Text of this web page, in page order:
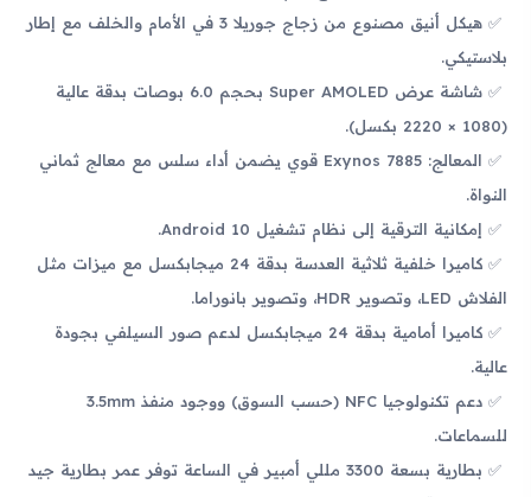
هيكل أنيق مصنوع من زجاج جوريلا 3 في الأمام والخلف مع إطار
بلاستيكي.
شاشة عرض Super AMOLED بحجم 6.0 بوصات بدقة عالية
(1080 × 2220 بكسل).
المعالج: Exynos 7885 قوي يضمن أداء سلس مع معالج ثماني
النواة.
إمكانية الترقية إلى نظام تشغيل Android 10.
كاميرا خلفية ثلاثية العدسة بدقة 24 ميجابكسل مع ميزات مثل
الفلاش LED، وتصوير HDR، وتصوير بانوراما.
كاميرا أمامية بدقة 24 ميجابكسل لدعم صور السيلفي بجودة
عالية.
دعم تكنولوجيا NFC (حسب السوق) ووجود منفذ 3.5mm
للسماعات.
بطارية بسعة 3300 مللي أمبير في الساعة توفر عمر بطارية جيد